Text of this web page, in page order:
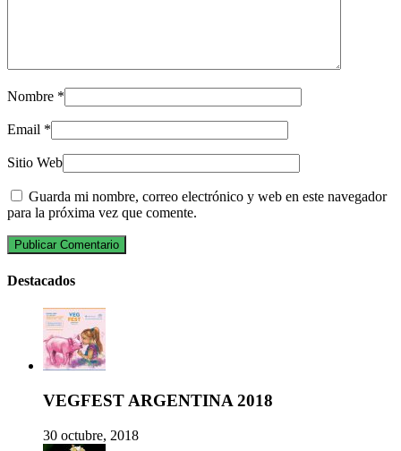
Nombre *
Email *
Sitio Web
Guarda mi nombre, correo electrónico y web en este navegador
para la próxima vez que comente.
Destacados
VEGFEST ARGENTINA 2018
30 octubre, 2018